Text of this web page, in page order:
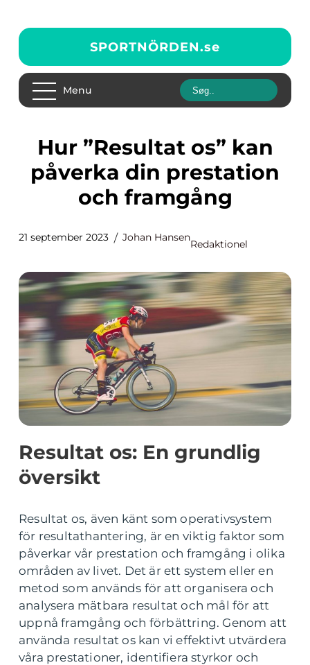
SPORTNÖRDEN.se
Menu
Hur ”Resultat os” kan
påverka din prestation
och framgång
21 september 2023 Johan Hansen
Redaktionel
Resultat os: En grundlig
översikt
Resultat os, även känt som operativsystem
för resultathantering, är en viktig faktor som
påverkar vår prestation och framgång i olika
områden av livet. Det är ett system eller en
metod som används för att organisera och
analysera mätbara resultat och mål för att
uppnå framgång och förbättring. Genom att
använda resultat os kan vi effektivt utvärdera
våra prestationer, identifiera styrkor och